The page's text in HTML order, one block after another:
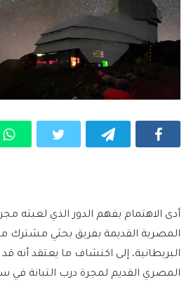
أدى الاهتمام بفهم الدور الذي لعبته
المصرية القديمة بفريق بحثي مشترك
البريطانية، إلى اكتشاف ما يعتقد أنه
المصري القديم لمجرة درب التبانة في